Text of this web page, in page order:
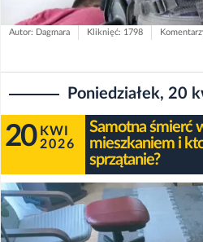
Autor: Dagmara Kliknięć: 1798
Poniedziałek, 20
20 KWI
2026
Samotna śmierć
mieszkaniem i
sprzątanie?